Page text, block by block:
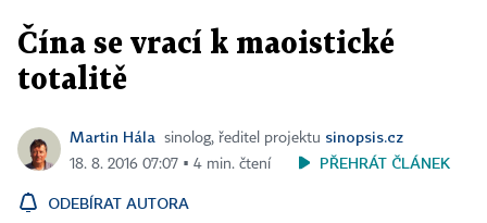
Čína se vrací k maoistické
totalitě
Martin Hála sinolog, ředitel projektu sinopsis.cz
18. 8. 2016 07:07 ▪ 4 min. čtení PŘEHRÁT ČLÁNEK
ODEBÍRAT AUTORA